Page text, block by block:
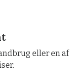
eller en af